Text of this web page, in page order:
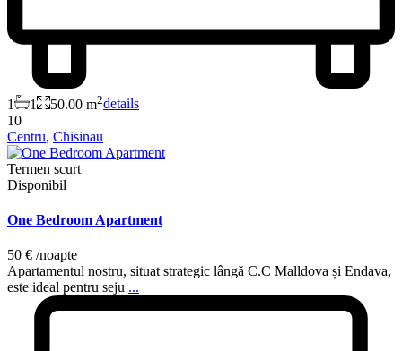
1 1 50.00 m2details
10
Centru, Chisinau
Termen scurt
Disponibil
One Bedroom Apartment
50 € /noapte
Apartamentul nostru, situat strategic lângă C.C Malldova și Endava,
este ideal pentru seju ...